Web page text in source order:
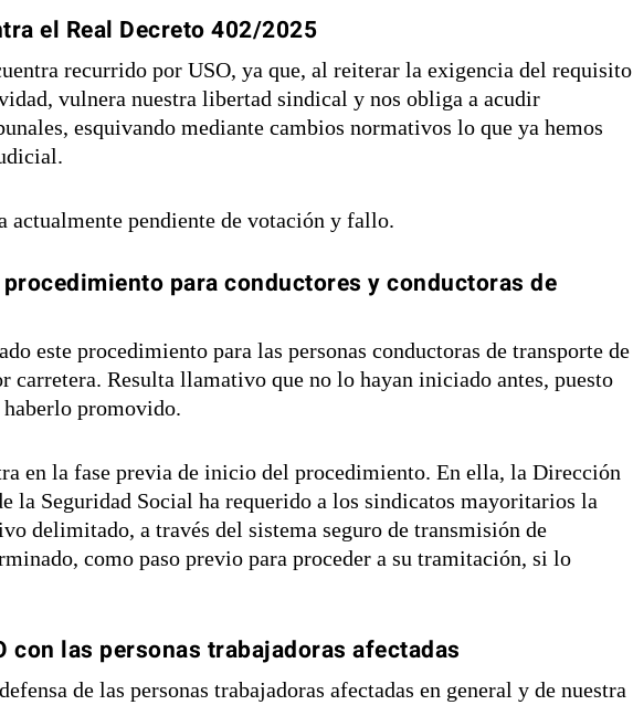
el Real Decreto 402/2025
recurrido por USO, ya que, al reiterar la exigencia del requisito
vulnera nuestra libertad sindical y nos obliga a acudir
esquivando mediante cambios normativos lo que ya hemos
actualmente pendiente de votación y fallo.
para conductores y conductoras de
este procedimiento para las personas conductoras de transporte de
carretera. Resulta llamativo que no lo hayan iniciado antes, puesto
haberlo promovido.
en la fase previa de inicio del procedimiento. En ella, la Dirección
la Seguridad Social ha requerido a los sindicatos mayoritarios la
delimitado, a través del sistema seguro de transmisión de
como paso previo para proceder a su tramitación, si lo
con las personas trabajadoras afectadas
de las personas trabajadoras afectadas en general y de nuestra